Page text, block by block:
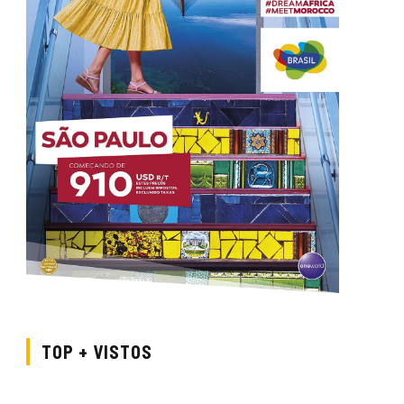
TOP + VISTOS